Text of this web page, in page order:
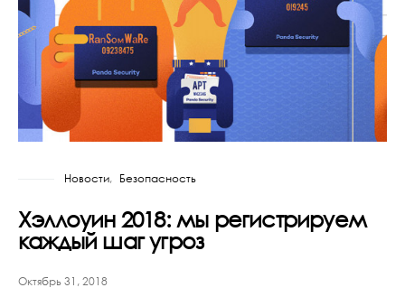
Новости Безопасность
Хэллоуин 2018: мы регистрируем
каждый шаг угроз
Октябрь 31, 2018